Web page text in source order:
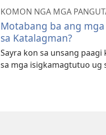
KOMON NGA MGA
Motabang ba ang
sa Katalagman?
Sayra kon sa unsang
sa mga isigkamagtutuo ug